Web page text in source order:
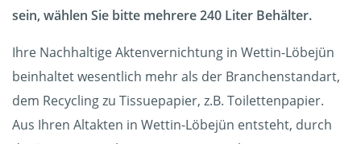
sein, wählen Sie bitte mehrere 240 Liter Behälter.
Ihre Nachhaltige Aktenvernichtung in Wettin-Löbejün
beinhaltet wesentlich mehr als der Branchenstandart,
dem Recycling zu Tissuepapier, z.B. Toilettenpapier.
Aus Ihren Altakten in Wettin-Löbejün entsteht, durch